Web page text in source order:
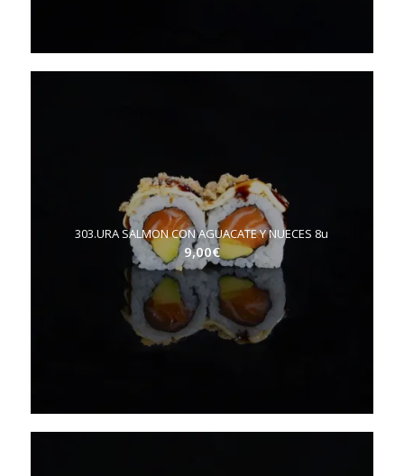
303.URA SALMON CON AGUACATE Y NUECES 8u
9,00€